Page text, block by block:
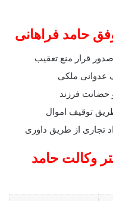
حامد فراهانی
قرار منع تعقیب
عدوانی ملکی
حضانت فرزند
توقیف اموال
تجاری از طریق داوری
وکالت حامد